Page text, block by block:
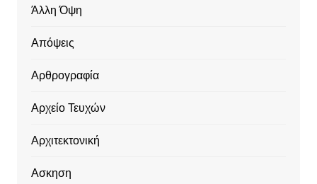
Άλλη Όψη
Απόψεις
Αρθρογραφία
Αρχείο Τευχών
Αρχιτεκτονική
Ασκηση